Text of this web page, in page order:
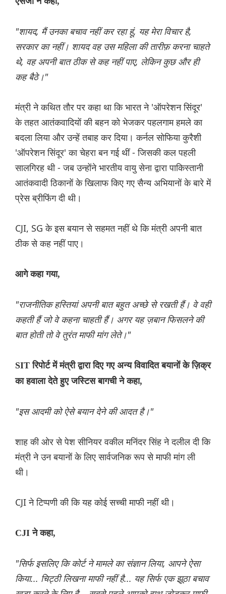
"शायद, मैं उनका बचाव नहीं कर रहा हूं, यह मेरा विचार है,
सरकार का नहीं। शायद वह उस महिला की तारीफ़ करना चाहते
थे, वह अपनी बात ठीक से कह नहीं पाए, लेकिन कुछ और ही
कह बैठे।"
मंत्री ने कथित तौर पर कहा था कि भारत ने 'ऑपरेशन सिंदूर'
के तहत आतंकवादियों की बहन को भेजकर पहलगाम हमले का
बदला लिया और उन्हें तबाह कर दिया। कर्नल सोफिया कुरैशी
'ऑपरेशन सिंदूर' का चेहरा बन गई थीं - जिसकी कल पहली
सालगिरह थी - जब उन्होंने भारतीय वायु सेना द्वारा पाकिस्तानी
आतंकवादी ठिकानों के खिलाफ किए गए सैन्य अभियानों के बारे में
प्रेस ब्रीफिंग दी थी।
CJI, SG के इस बयान से सहमत नहीं थे कि मंत्री अपनी बात
ठीक से कह नहीं पाए।
आगे कहा गया,
"राजनीतिक हस्तियां अपनी बात बहुत अच्छे से रखती हैं। वे वही
कहती हैं जो वे कहना चाहती हैं। अगर यह ज़बान फिसलने की
बात होती तो वे तुरंत माफी मांग लेते।"
SIT रिपोर्ट में मंत्री द्वारा दिए गए अन्य विवादित बयानों के ज़िक्र
का हवाला देते हुए जस्टिस बागची ने कहा,
"इस आदमी को ऐसे बयान देने की आदत है।"
शाह की ओर से पेश सीनियर वकील मनिंदर सिंह ने दलील दी कि
मंत्री ने उन बयानों के लिए सार्वजनिक रूप से माफी मांग ली
थी।
CJI ने टिप्पणी की कि यह कोई सच्ची माफी नहीं थी।
CJI ने कहा,
"सिर्फ इसलिए कि कोर्ट ने मामले का संज्ञान लिया, आपने ऐसा
किया... चिट्ठी लिखना माफी नहीं है... यह सिर्फ एक झूठा बचाव